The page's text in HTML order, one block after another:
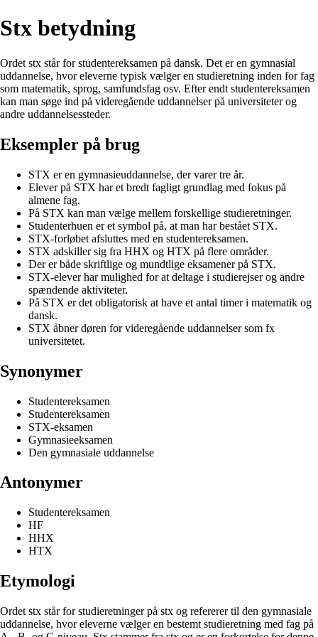
Stx betydning
Ordet stx står for studentereksamen på dansk. Det er en gymnasial
uddannelse, hvor eleverne typisk vælger en studieretning inden for fag
som matematik, sprog, samfundsfag osv. Efter endt studentereksamen
kan man søge ind på videregående uddannelser på universiteter og
andre uddannelsessteder.
Eksempler på brug
STX er en gymnasieuddannelse, der varer tre år.
Elever på STX har et bredt fagligt grundlag med fokus på
almene fag.
På STX kan man vælge mellem forskellige studieretninger.
Studenterhuen er et symbol på, at man har bestået STX.
STX-forløbet afsluttes med en studentereksamen.
STX adskiller sig fra HHX og HTX på flere områder.
Der er både skriftlige og mundtlige eksamener på STX.
STX-elever har mulighed for at deltage i studierejser og andre
spændende aktiviteter.
På STX er det obligatorisk at have et antal timer i matematik og
dansk.
STX åbner døren for videregående uddannelser som fx
universitetet.
Synonymer
Studentereksamen
Studentereksamen
STX-eksamen
Gymnasieeksamen
Den gymnasiale uddannelse
Antonymer
Studentereksamen
HF
HHX
HTX
Etymologi
Ordet stx står for studieretninger på stx og refererer til den gymnasiale
uddannelse, hvor eleverne vælger en bestemt studieretning med fag på